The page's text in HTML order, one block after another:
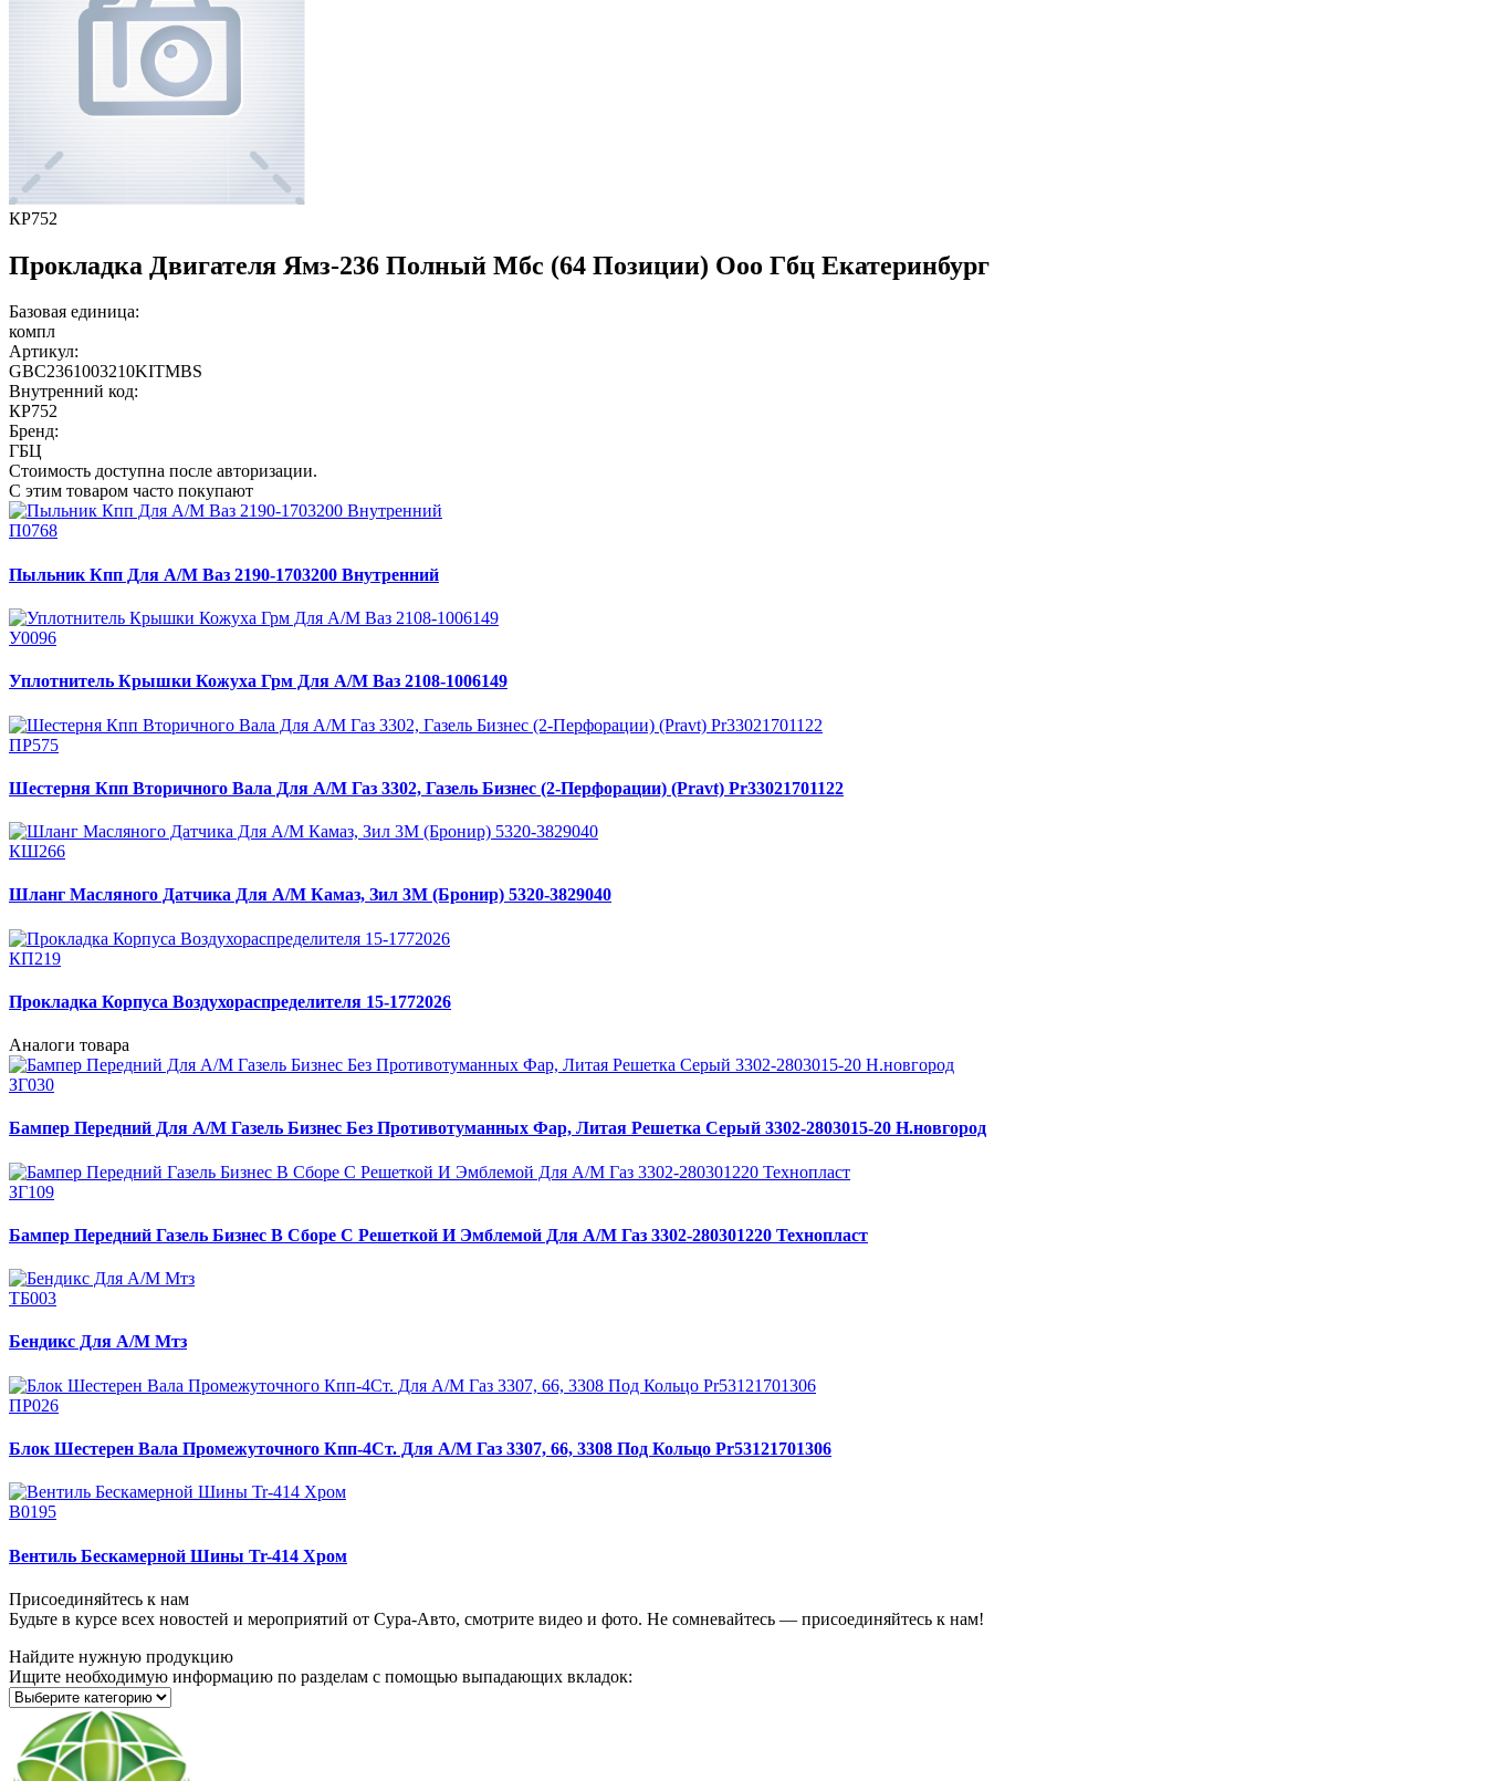
КР752
Прокладка Двигателя Ямз-236 Полный Мбс (64 Позиции) Ооо Гбц Екатеринбург
Базовая единица:
компл
Артикул:
GBC2361003210KITMBS
Внутренний код:
КР752
Бренд:
ГБЦ
Стоимость доступна после авторизации.
С этим товаром часто покупают
П0768
Пыльник Кпп Для А/М Ваз 2190-1703200 Внутренний
У0096
Уплотнитель Крышки Кожуха Грм Для А/М Ваз 2108-1006149
ПР575
Шестерня Кпп Вторичного Вала Для А/М Газ 3302, Газель Бизнес (2-Перфорации) (Pravt) Pr33021701122
КШ266
Шланг Масляного Датчика Для А/М Камаз, Зил 3М (Бронир) 5320-3829040
КП219
Прокладка Корпуса Воздухораспределителя 15-1772026
Аналоги товара
ЗГ030
Бампер Передний Для А/М Газель Бизнес Без Противотуманных Фар, Литая Решетка Серый 3302-2803015-20 Н.новгород
ЗГ109
Бампер Передний Газель Бизнес В Сборе С Решеткой И Эмблемой Для А/М Газ 3302-280301220 Технопласт
ТБ003
Бендикс Для А/М Мтз
ПР026
Блок Шестерен Вала Промежуточного Кпп-4Ст. Для А/М Газ 3307, 66, 3308 Под Кольцо Pr53121701306
В0195
Вентиль Бескамерной Шины Tr-414 Хром
Присоединяйтесь к нам
Будьте в курсе всех новостей и мероприятий от Сура-Авто, смотрите видео и фото. Не сомневайтесь — присоединяйтесь к нам!
Найдите нужную продукцию
Ищите необходимую информацию по разделам с помощью выпадающих вкладок: